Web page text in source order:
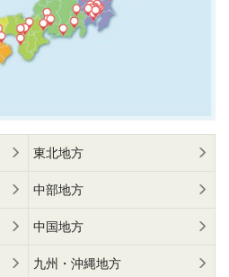
東北地方
中部地方
中国地方
九州・沖縄地方